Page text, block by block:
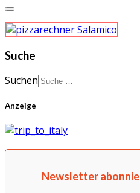
Suche
Suchen
Anzeige
Newsletter